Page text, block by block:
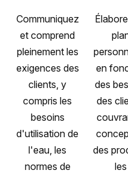
Communiquez
et comprend
pleinement les
exigences des
clients, y
compris les
besoins
d'utilisation de
l'eau, les
normes de
en
des
des
des
les